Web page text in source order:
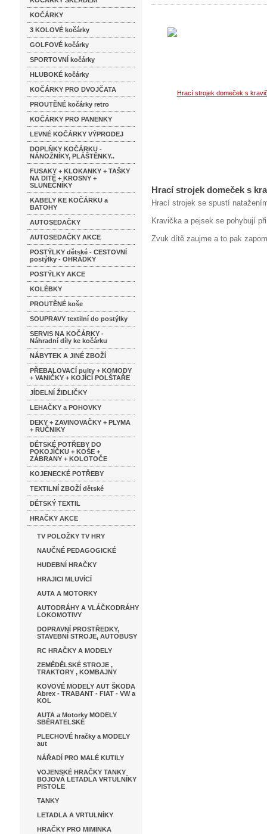
KOČÁRKY
3 KOLOVÉ kočárky
GOLFOVÉ kočárky
SPORTOVNÍ kočárky
HLUBOKÉ kočárky
KOČÁRKY PRO DVOJČATA
PROUTĚNÉ kočárky retro
KOČÁRKY PRO PANENKY
LEVNÉ KOČÁRKY VÝPRODEJ
DOPLŇKY KOČÁRKU -
NÁNOŽNÍKY, PLÁŠTĚNKY..
FUSAKY + KLOKANKY + TAŠKY
NA DITĚ + KROSNY +
SLUNEČNÍKY
KABELY KE KOČÁRKU a
BATOHY
AUTOSEDAČKY
AUTOSEDAČKY AKCE
POSTÝLKY dětské - CESTOVNÍ
postýlky - OHRÁDKY
POSTÝLKY AKCE
KOLÉBKY
PROUTĚNÉ koše
SOUPRAVY textilní do postýlky
SERVIS NA KOČÁRKY -
Náhradní díly ke kočárku
NÁBYTEK A JINÉ ZBOŽÍ
PŘEBALOVACÍ pulty + KOMODY
+ VANIČKY + KOJÍCÍ POLŠTAŘE
JÍDELNÍ ŽIDLIČKY
LEHAČKY a POHOVKY
DEKY + ZAVINOVAČKY + PLYMA
+ RUČNIKY
DĚTSKÉ POTŘEBY DO
POKOJÍČKU + KOŠE +
ZÁBRANY + KOLOTOČE
KOJENECKÉ POTŘEBY
TEXTILNÍ ZBOŽÍ dětské
DĚTSKÝ TEXTIL
HRAČKY AKCE
TV POLOŽKY TV HRY
NAUČNÉ PEDAGOGICKÉ
HUDEBNÍ HRAČKY
HRAJICI MLUVÍCÍ
AUTA A MOTORKY
AUTODRÁHY A VLÁČKODRÁHY
LOKOMOTIVY
DOPRAVNÍ PROSTŘEDKY,
STAVEBNÍ STROJE, AUTOBUSY
RC HRAČKY A MODELY
ZEMĚDĚLSKÉ STROJE ,
TRAKTORY , KOMBAJNY
KOVOVÉ MODELY AUT ŠKODA
Abrex - TRABANT - FIAT - VW a
KOL
AUTA a Motorky MODELY
SBĚRATELSKÉ
PLECHOVÉ hračky a MODELY
aut
NÁŘADÍ PRO MALÉ KUTILY
VOJENSKÉ HRAČKY TANKY
BOJOVÁ LETADLA VRTULNÍKY
PISTOLE
TANKY
LETADLA A VRTULNÍKY
HRAČKY PRO MIMINKA
Hrací strojek domeček s
Hrací strojek se spustí
Kravička a pejsek se pohybují
Zvuk dítě zaujme a to pak